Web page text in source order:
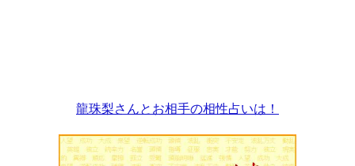
龍珠梨さんとお相手の相性占いは！